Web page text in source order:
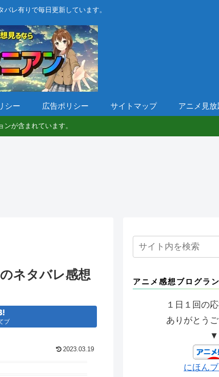
レ有りで毎日更新しています。
シー 広告ポリシー サイトマップ アニメ見放
が含まれています。
ネタバレ感想
ブ
2023.03.19
アニメ感想ブログラ
１日１回の
ありがとう
▼
にほん